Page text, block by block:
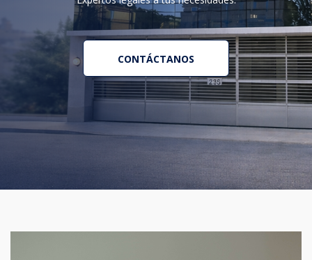
CONTÁCTANOS